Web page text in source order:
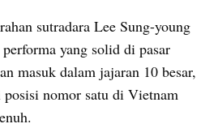
sutradara Lee Sung-young
yang solid di pasar
masuk dalam jajaran 10 besar,
posisi nomor satu di Vietnam